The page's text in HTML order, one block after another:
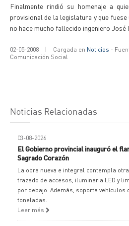
Finalmente rindió su homenaje a
provisional de la legislatura y que fuese
no hace mucho fallecido ingeniero José
02-05-2008 | Cargada en Noticias -
Comunicación Social
Noticias Relacionadas
03-08-2026
El Gobierno provincial inauguró el
Sagrado Corazón
La obra nueva e integral contempla
trazado de accesos, iluminaria LED y
por debajo. Además, soporta vehículos
toneladas.
Leer más